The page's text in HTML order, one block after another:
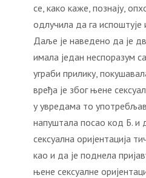
се, како каже, познају,
одлучила да га
Даље је наведено да је
имала један неспоразум
уграби прилику,
вређа је због њене
у увредама то
напуштала посао код Б. и
сексуална оријентација
као и да је поднела
њене сексуалне